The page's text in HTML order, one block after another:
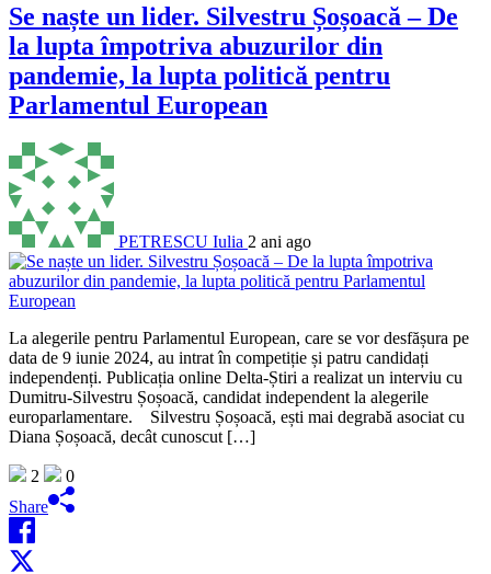
Se naște un lider. Silvestru Șoșoacă – De
la lupta împotriva abuzurilor din
pandemie, la lupta politică pentru
Parlamentul European
PETRESCU Iulia 2 ani ago
La alegerile pentru Parlamentul European, care se vor desfășura pe
data de 9 iunie 2024, au intrat în competiție și patru candidați
independenți. Publicația online Delta-Știri a realizat un interviu cu
Dumitru-Silvestru Șoșoacă, candidat independent la alegerile
europarlamentare. Silvestru Șoșoacă, ești mai degrabă asociat cu
Diana Șoșoacă, decât cunoscut […]
2
0
Share